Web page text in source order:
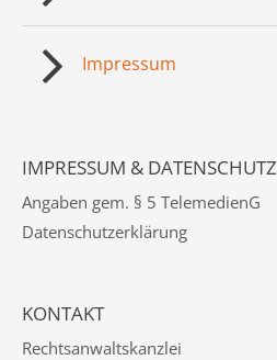
Impressum
IMPRESSUM & DATENSCHUTZ
Angaben gem. § 5 TelemedienG
Datenschutzerklärung
KONTAKT
Rechtsanwaltskanzlei